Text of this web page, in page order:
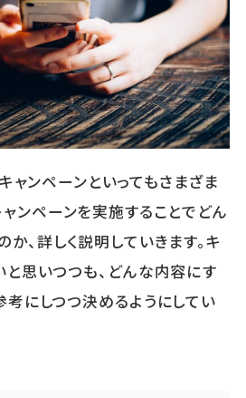
ンペーンといってもさまざま
ンペーンを実施することでどん
、詳しく説明していきます。キ
と思いつつも、どんな内容にす
にしつつ決めるようにしてい